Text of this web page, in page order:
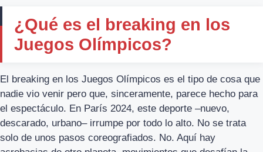
¿Qué es el breaking en los
Juegos Olímpicos?
El breaking en los Juegos Olímpicos es el tipo de cosa que
nadie vio venir pero que, sinceramente, parece hecho para
el espectáculo. En París 2024, este deporte –nuevo,
descarado, urbano– irrumpe por todo lo alto. No se trata
solo de unos pasos coreografiados. No. Aquí hay